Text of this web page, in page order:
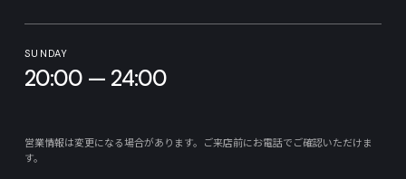
SUNDAY
20:00 — 24:00
営業情報は変更になる場合があります。ご来店前にお電話でご確認いただけま
す。